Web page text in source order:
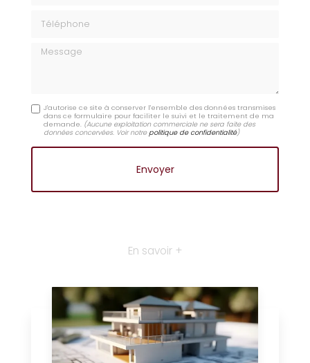
Message
J'autorise ce site à conserver l'ensemble des données transmises
dans ce formulaire pour faciliter le suivi et le traitement de ma
demande. (Aucune exploitation commerciale ne sera faite des
données concervées. Voir notrepolitique de confidentialité)
En savoir +